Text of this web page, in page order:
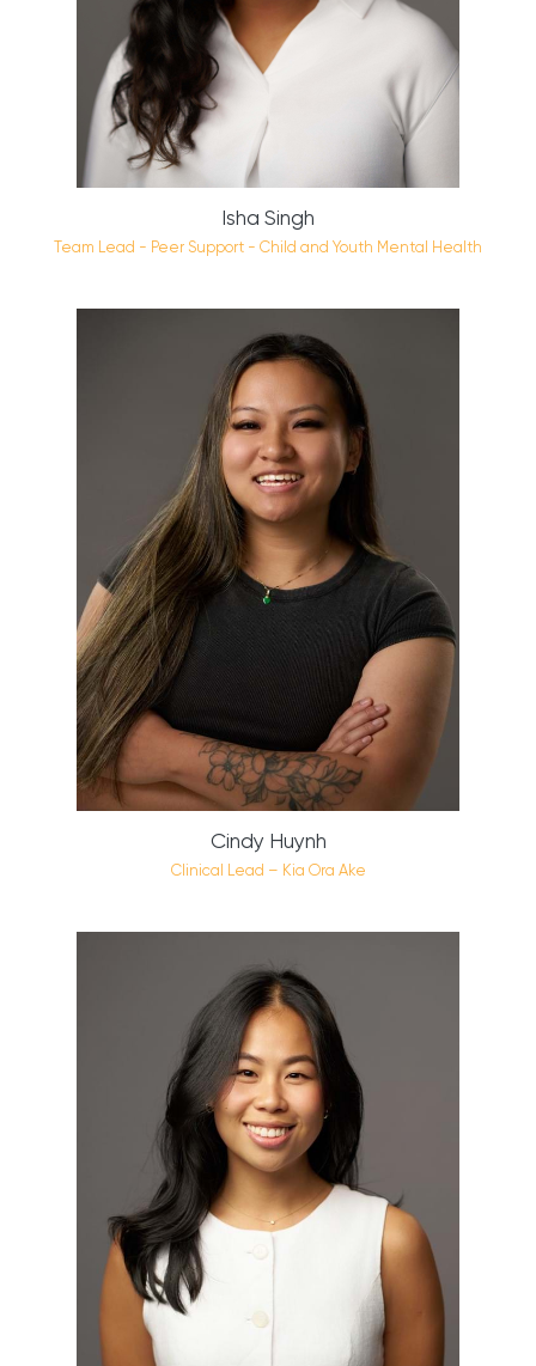
Isha Singh
Team Lead - Peer Support - Child and Youth Mental Health
Cindy Huynh
Clinical Lead – Kia Ora Ake